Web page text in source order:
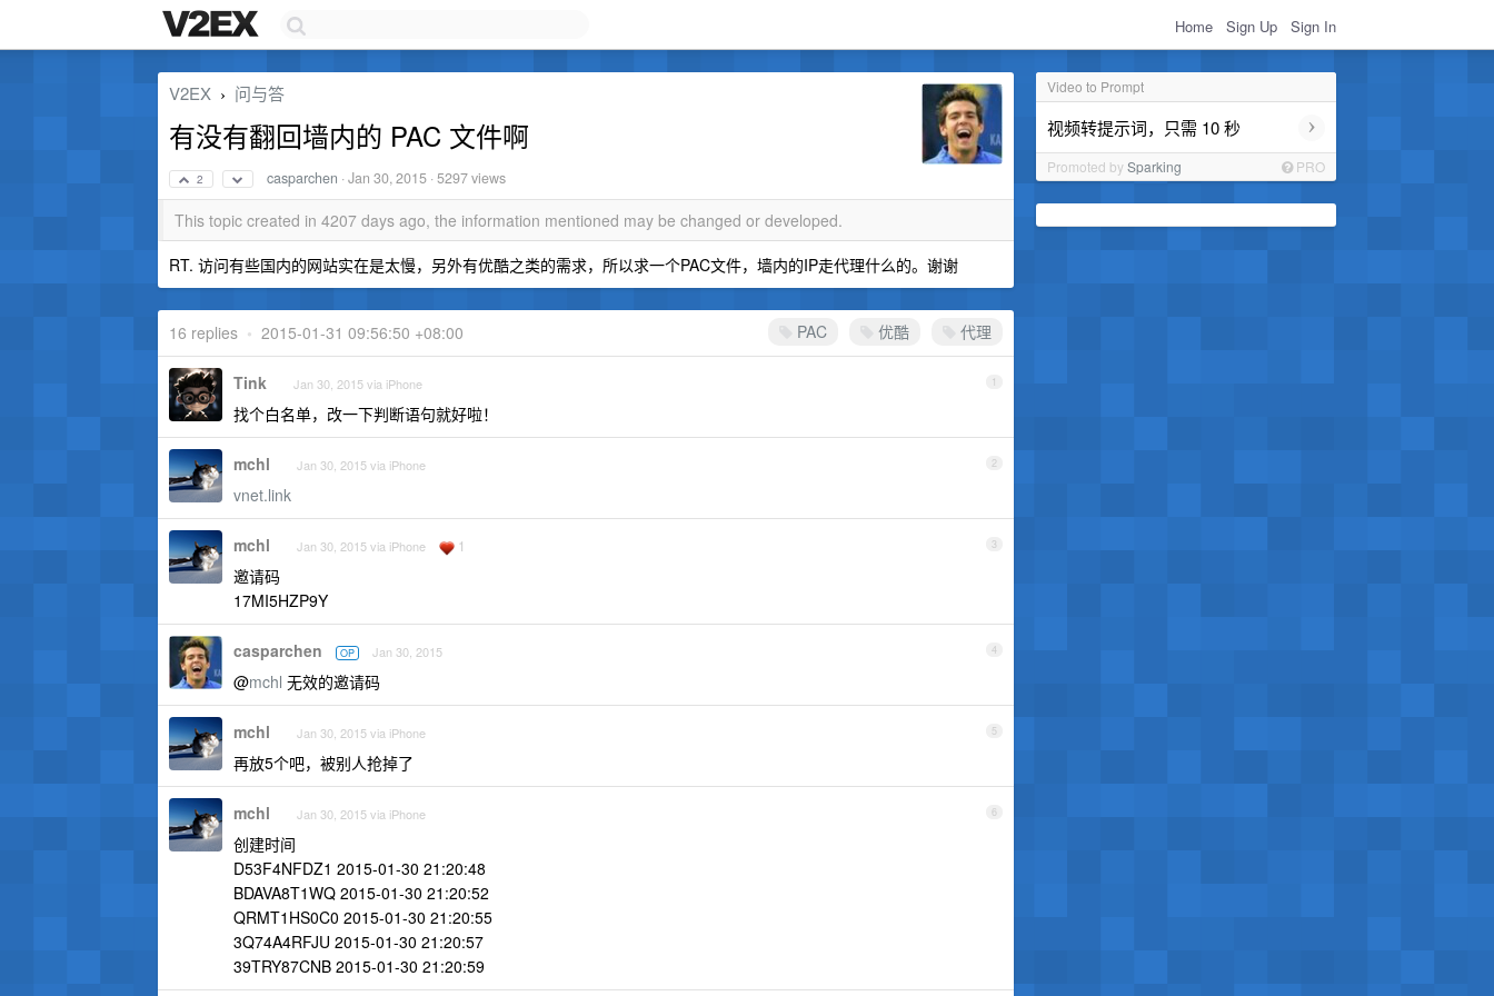
Home Sign Up Sign In
Video to Prompt
视频转提示词，只需 10 秒 ›
Promoted bySparking PRO
V2EX › 问与答
有没有翻回墙内的 PAC 文件啊
2 casparchen ·Jan 30, 2015 · 5297 views
This topic created in 4207 days ago, the information mentioned may be changed or developed.
RT. 访问有些国内的网站实在是太慢，另外有优酷之类的需求，所以求一个PAC文件，墙内的IP走代理什么的。谢谢
PAC 优酷 代理
16 replies • 2015-01-31 09:56:50 +08:00
1
Tink Jan 30, 2015 via iPhone
找个白名单，改一下判断语句就好啦！
2
mchl Jan 30, 2015 via iPhone
vnet.link
3
mchl Jan 30, 2015 via iPhone 1
邀请码
17MI5HZP9Y
4
casparchen OP Jan 30, 2015
@mchl 无效的邀请码
5
mchl Jan 30, 2015 via iPhone
再放5个吧，被别人抢掉了
6
mchl Jan 30, 2015 via iPhone
创建时间
D53F4NFDZ1 2015-01-30 21:20:48
BDAVA8T1WQ 2015-01-30 21:20:52
QRMT1HS0C0 2015-01-30 21:20:55
3Q74A4RFJU 2015-01-30 21:20:57
39TRY87CNB 2015-01-30 21:20:59